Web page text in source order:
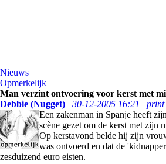
Nieuws
Opmerkelijk
Man verzint ontvoering voor kerst met
Debbie (Nugget)
30-12-2005 16:21
print
Een zakenman in Spanje heeft
scène gezet om de kerst met zijn
Op kerstavond belde hij zijn
was ontvoerd en dat de
zesduizend euro eisten.